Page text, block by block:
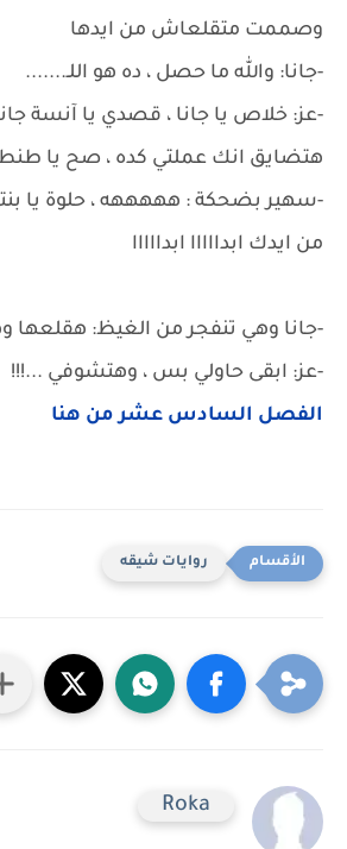
وصممت متقلعاش من ايدها
-جانا: والله ما حصل ، ده هو اللـ.......
-عز: خلاص يا جانا ، قصدي يا آنسة
هتضايق انك عملتي كده ، صح يا طنط
-سهير بضحكة : هههههه ، حلوة يا
من ايدك ابدااااا ابدااااا
-جانا وهي تنفجر من الغيظ:
-عز: ابقى حاولي بس ، وهتشوفي ...!!!
الفصل السادس عشر من هنا
روايات شيقه
Roka